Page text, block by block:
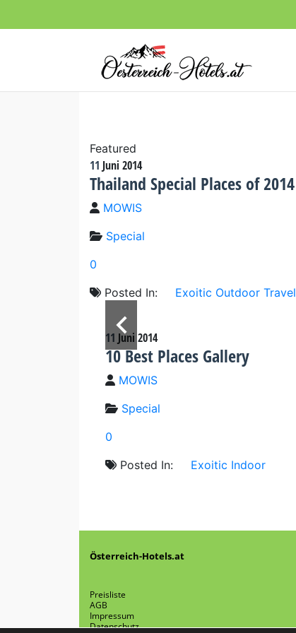
Featured
11 Juni 2014
Thailand Special Places of 2014
MOWIS
Special
0
Posted In: Exoitic Outdoor Travel
11 Juni 2014
10 Best Places Gallery
MOWIS
Special
0
Posted In: Exoitic Indoor
Österreich-Hotels.at
Preisliste
AGB
Impressum
Datenschutz